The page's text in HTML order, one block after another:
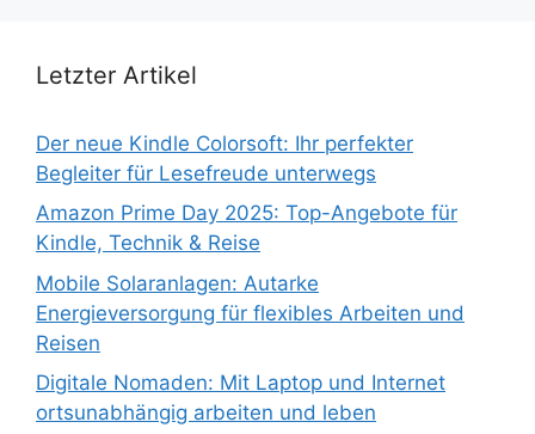
Letzter Artikel
Der neue Kindle Colorsoft: Ihr perfekter
Begleiter für Lesefreude unterwegs
Amazon Prime Day 2025: Top-Angebote für
Kindle, Technik & Reise
Mobile Solaranlagen: Autarke
Energieversorgung für flexibles Arbeiten und
Reisen
Digitale Nomaden: Mit Laptop und Internet
ortsunabhängig arbeiten und leben